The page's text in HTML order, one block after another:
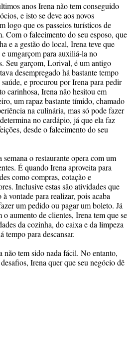
anos Irena não tem conseguido
e isto se deve aos novos
logo que os passeios turísticos de
Com o falecimento do seu esposo, que
e a gestão do local, Irena teve que
umgarçom para auxiliá-la no
Seu garçom, Lorival, é um antigo
desempregado há bastante tempo
e procurou por Irena para pedir
carinhosa, Irena não hesitou em
um rapaz bastante tímido, chamado
na culinária, mas só pode fazer
no cardápio, já que ela faz
desde o falecimento do seu
semana o restaurante opera com um
É quando Irena aproveita para
como compras, cotação e
Inclusive estas são atividades que
vontade para realizar, pois acaba
um pedido ou pagar um boleto. Já
aumento de clientes, Irena tem que se
da cozinha, do caixa e da limpeza
tempo para descansar.
não tem sido nada fácil. No entanto,
Irena quer que seu negócio dê